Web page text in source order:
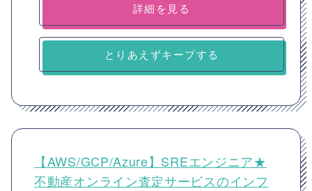
詳細を見る
とりあえずキープする
【AWS/GCP/Azure】SREエンジニア★
不動産オンライン査定サービスのインフ